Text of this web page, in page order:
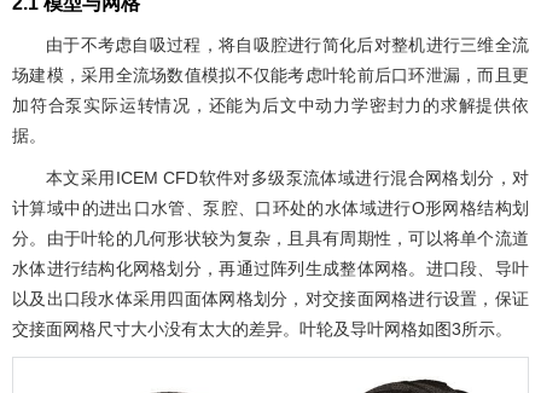
由于不考虑自吸过程，将自吸腔进行简化后对整机进行三维全流
场建模，采用全流场数值模拟不仅能考虑叶轮前后口环泄漏，而且更
加符合泵实际运转情况，还能为后文中动力学密封力的求解提供依
据。
本文采用ICEM CFD软件对多级泵流体域进行混合网格划分，对
计算域中的进出口水管、泵腔、口环处的水体域进行O形网格结构划
分。由于叶轮的几何形状较为复杂，且具有周期性，可以将单个流道
水体进行结构化网格划分，再通过阵列生成整体网格。进口段、导叶
以及出口段水体采用四面体网格划分，对交接面网格进行设置，保证
交接面网格尺寸大小没有太大的差异。叶轮及导叶网格如图3所示。